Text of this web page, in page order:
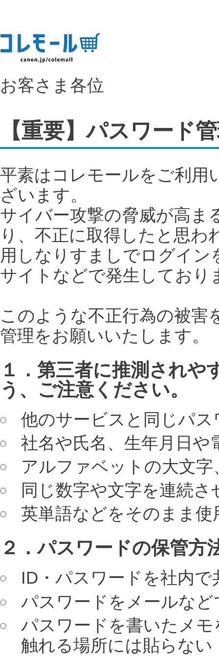
お客さま各位
【重要】パスワード
平素はコレモールをご利用
ざいます。
サイバー攻撃の脅威が高ま
り、不正に取得したと思
用しなりすましでログイン
サイトなどで発生しており
このような不正行為の被害
管理をお願いいたします。
１．第三者に推測され
う、ご注意ください。
他のサービスと同じパ
社名や氏名、生年月日
アルファベットの大文
同じ数字や文字を連続さ
英単語などをそのまま使
２．パスワードの保管方
ID・パスワードを社内で
パスワードをメールな
パスワードを書いたメ
触れる場所には貼らない